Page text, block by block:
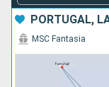
MSC Fantasia